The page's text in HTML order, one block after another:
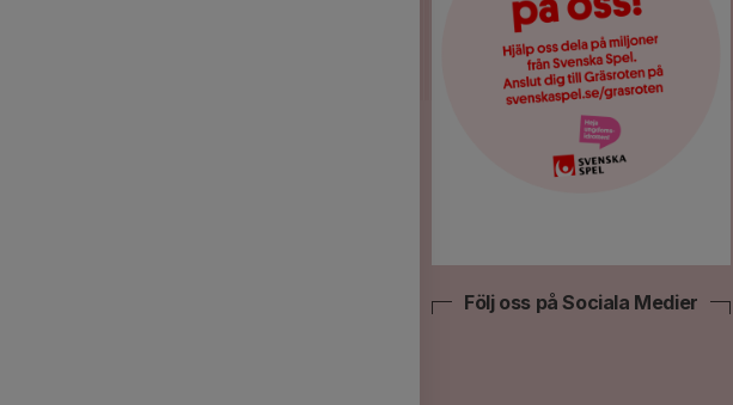
Följ oss på Sociala Medier